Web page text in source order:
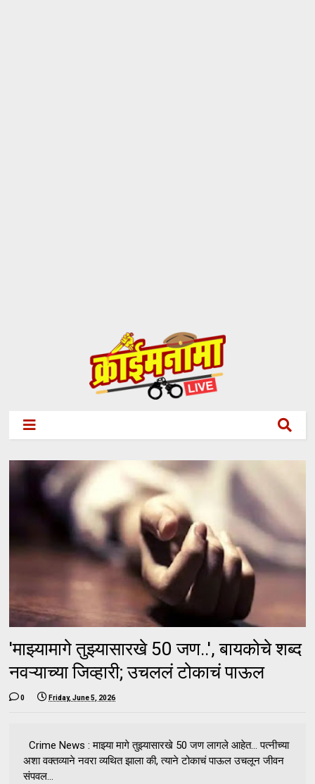
'माझ्यामागे तुझ्यासारखे 50 जण..', बायकोचे शब्द
नवऱ्याच्या जिव्हारी; उचललं टोकाचं पाऊल
0 Friday, June 5, 2026
Crime News : माझ्या मागे तुझ्यासारखे 50 जण लागले आहेत... पत्नीच्या
अशा वक्तव्याने नवरा व्यथित झाला की, त्याने टोकाचं पाऊल उचलून जीवन
संपवल...